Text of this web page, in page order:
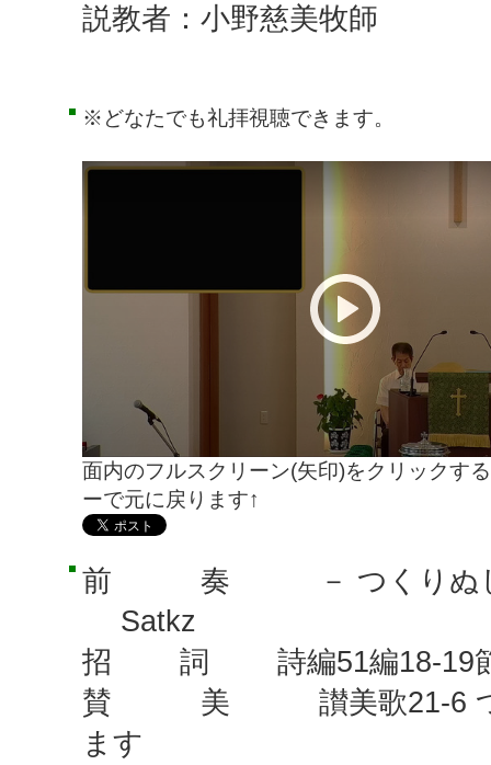
説教者：小野慈美牧師
※どなたでも礼拝視聴できます。
面内のフルスクリーン(矢印)をクリックす
ーで元に戻ります↑
前 奏 － つくりぬしを
Satkz
招 詞 詩編51編18-19節
賛 美 讃美歌21-6 つく
ます